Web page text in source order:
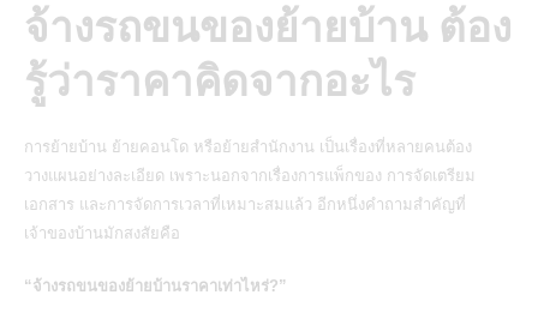
จ้างรถขนของย้ายบ้าน ต้อง
รู้ว่าราคาคิดจากอะไร
การย้ายบ้าน ย้ายคอนโด หรือย้ายสำนักงาน เป็นเรื่องที่หลายคนต้อง
วางแผนอย่างละเอียด เพราะนอกจากเรื่องการแพ็กของ การจัดเตรียม
เอกสาร และการจัดการเวลาที่เหมาะสมแล้ว อีกหนึ่งคำถามสำคัญที่
เจ้าของบ้านมักสงสัยคือ
“จ้างรถขนของย้ายบ้านราคาเท่าไหร่?”